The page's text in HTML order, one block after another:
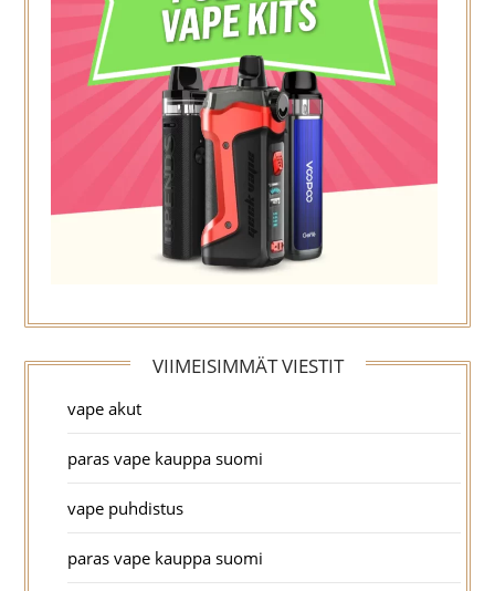
VIIMEISIMMÄT VIESTIT
vape akut
paras vape kauppa suomi
vape puhdistus
paras vape kauppa suomi